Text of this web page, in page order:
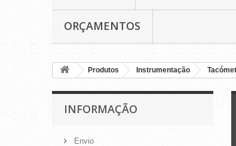
ORÇAMENTOS
Produtos Instrumentação
INFORMAÇÃO
Envio